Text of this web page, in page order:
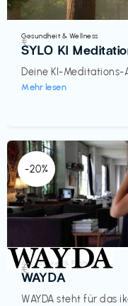
Gesundheit & Wellness
SYLO KI
Deine KI-Meditations-
Mehr lesen
€‎
-20%
Accessoires & Fashion
WAYDA
WAYDA steht für das
€‎